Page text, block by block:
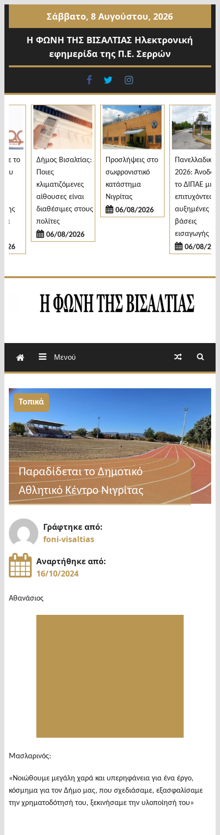
περιεχόμενο
Σάββατο, 8 Αυγούστου, 2026
Η ΦΩΝΗ ΤΗΣ ΒΙΣΑΛΤΙΑΣ Ηλεκτρονική
εφημερίδα της Π.Ε. Σερρών
facebook
twitter
το
Δήμος Βισαλτίας:
Ποιες
κλιματιζόμενες
αίθουσες είναι
διαθέσιμες στους
πολίτες
06/08/2026
Προσλήψεις στο
σωφρονιστικό
κατάστημα
Νιγρίτας
06/08/2026
Πανελλαδικές
2026: Άνοδος
το ΔΙΠΑΕ με
επιτυχόντες και
αυξημένες
βάσεις
εισαγωγής
06/08/2026
Μενού
Τοπικά
Παραδίδεται το Δημοτικό
Αθλητικό Κέντρο Νιγρίτας
Γράφτηκε από:
foni-visaltias
Αναρτήθηκε από:
16/10/2024
Αθανάσιος
Μασλαρινός:
«Νοιώθουμε μεγάλη χαρά και υπερηφάνεια για ένα έργο,
κόσμημα για τον Δήμο μας, που σχεδιάσαμε, εξασφαλίσαμε
την χρηματοδότησή του, ξεκινήσαμε την υλοποίησή του»